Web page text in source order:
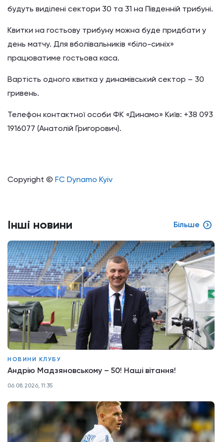
будуть виділені сектори 30 та 31 на Південній трибуні.
Квитки на гостьову трибуну можна буде придбати у
день матчу. Для вболівальників «біло-синіх»
працюватиме гостьова каса.
Вартість одного квитка у динамівський сектор – 30
гривень.
Телефон контактної особи ФК «Динамо» Київ: +38 093
1916077 (Анатолій Григорович).
Copyright © FC Dynamo Kyiv
Інші новини Більше
НОВИНИ КЛУБУ
Андрію Мадзяновському – 50! Наші вітання!
06.08.2026, 11:35